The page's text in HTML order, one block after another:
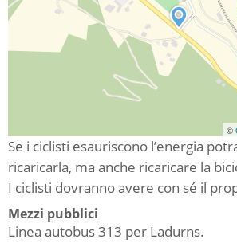
©
Se i ciclisti esauriscono l’energia
ricaricarla, ma anche ricaricare la
I ciclisti dovranno avere con sé il
Mezzi pubblici
Linea autobus 313 per Ladurns.